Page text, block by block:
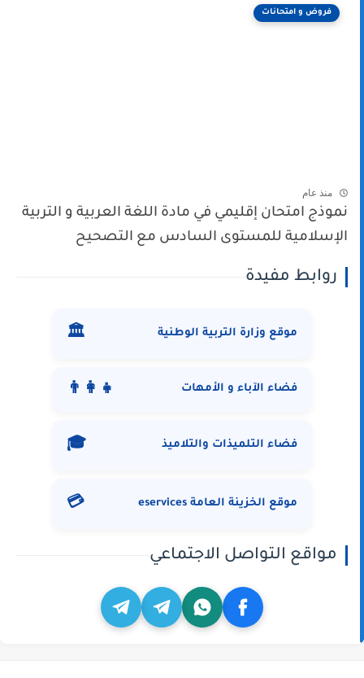
فروض و امتحانات
منذ عام
نموذج امتحان إقليمي في مادة اللغة العربية و التربية
الإسلامية للمستوى السادس مع التصحيح
روابط مفيدة
موقع وزارة التربية الوطنية 🏛️
فضاء الآباء و الأمهات 👨‍👩‍👧
فضاء التلميذات والتلاميذ 🎓
موقع الخزينة العامة eservices 💳
مواقع التواصل الاجتماعي